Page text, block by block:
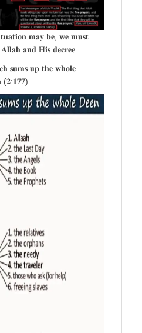
𝐦𝐚𝐲 𝐛𝐞, 𝐰𝐞 𝐦𝐮𝐬𝐭
𝐚𝐧𝐝 𝐇𝐢𝐬 𝐝𝐞𝐜𝐫𝐞𝐞.
𝐬𝐮𝐦𝐬 𝐮𝐩 𝐭𝐡𝐞 𝐰𝐡𝐨𝐥𝐞
(𝟐:𝟏𝟕𝟕)